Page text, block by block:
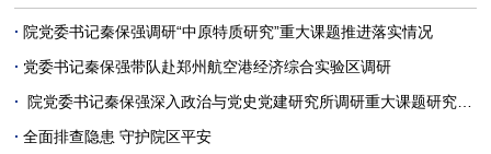
重要讲话精神、在“国家科学技术奖励大会、两院院士大会、中国科
协第十一次全国代表大会”上的重要讲话精神、对基础教育工作的重
要指示精神、在上海考察时的重要讲话精神以及对重庆彭水县山体崩
· 院党委书记秦保强调研“中原特质研究”重大课题推进落实情况
· 党委书记秦保强带队赴郑州航空港经济综合实验区调研
·
院党委书记秦保强深入政治与党史党建研究所调研重大课题研究工作
· 全面排查隐患 守护院区平安